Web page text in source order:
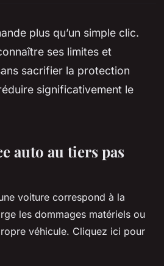
plus qu’un simple clic.
ses limites et
sacrifier la protection
significativement le
auto au tiers pas
voiture correspond à la
les dommages matériels ou
véhicule. Cliquez ici pour